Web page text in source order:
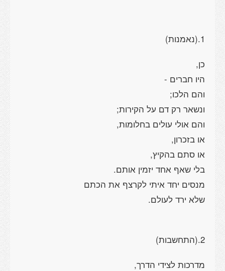
1.(נאמנות)
כן,
היו חברים -
והם הלכו;
ונשאר רק דם על הקירות;
והם אולי עולים בחלומות,
או בזכרון,
או סתם בהקיץ,
בלי שאף אחד יזמין אותם.
מנסים יחד איתי לקרצף את הכתם
שלא ירד לעולם.
2.(התחשבות)
מדרכות לצידי הדרך,